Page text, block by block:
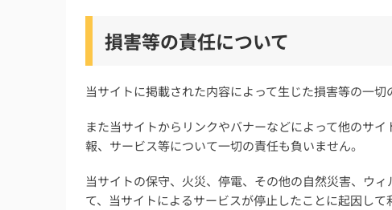
損害等の責任について
当サイトに掲載された内容によって生じた損害等の一切
また当サイトからリンクやバナーなどによって他のサ
報、サービス等について一切の責任も負いません。
当サイトの保守、火災、停電、その他の自然災害、ウ
て、当サイトによるサービスが停止したことに起因し